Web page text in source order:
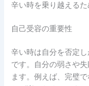
辛い時を乗り越える
自己受容の重要性
辛い時は自分を否定
です。自分の弱さや
ます。例えば、完璧